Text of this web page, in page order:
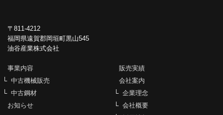
〒811-4212
福岡県遠賀郡岡垣町黒山545
油谷産業株式会社
事業内容
中古機械販売
中古鋼材
お知らせ
販売実績
会社案内
企業理念
会社概要